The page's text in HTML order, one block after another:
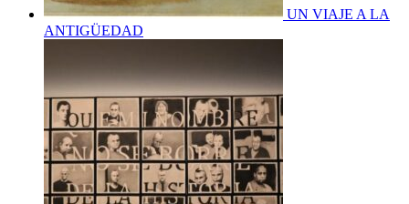
UN VIAJE A LA
ANTIGÜEDAD